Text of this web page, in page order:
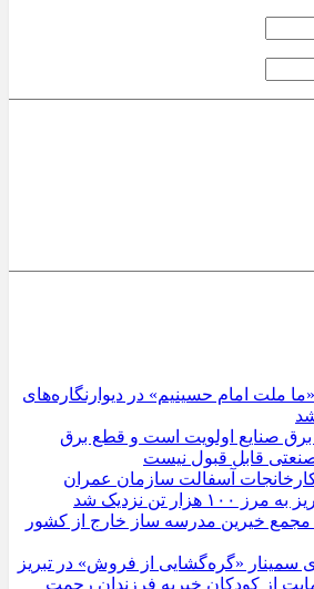
ملت امام حسینیم» در دیوارنگاره‌های
برق صنایع اولویت است و قطع برق
قابل قبول نیست
کارخانجات آسفالت سازمان عمران
هزار تن نزدیک شد
خیرین مدرسه ‌ساز خارج از کشور
سمینار «گره‌گشایی از فروش» در تبریز
از کودکان خیریه فرزندان رحمت